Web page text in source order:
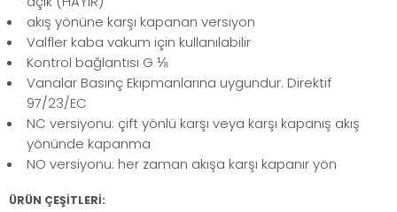
akış yönüne karşı kapanan versiyon
Valfler kaba vakum için kullanılabilir
Kontrol bağlantısı G ⅛
Vanalar Basınç Ekipmanlarına uygundur. Direktif
97/23/EC
NC versiyonu: çift yönlü karşı veya karşı kapanış akış
yönünde kapanma
NO versiyonu: her zaman akışa karşı kapanır yön
ÜRÜN ÇEŞİTLERİ: